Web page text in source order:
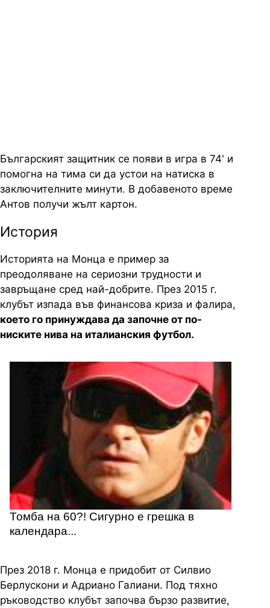
Българският защитник се появи в игра в 74' и
помогна на тима си да устои на натиска в
заключителните минути. В добавеното време
Антов получи жълт картон.
История
Историята на Монца е пример за
преодоляване на сериозни трудности и
завръщане сред най-добрите. През 2015 г.
клубът изпада във финансова криза и фалира,
което го принуждава да започне от по-
ниските нива на италианския футбол.
Томба на 60?! Сигурно е грешка в
календара...
През 2018 г. Монца е придобит от Силвио
Берлускони и Адриано Галиани. Под тяхно
ръководство клубът започва бързо развитие,